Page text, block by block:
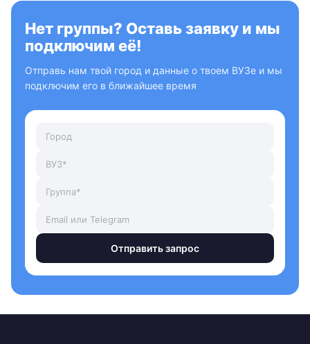
Нет группы? Оставь заявку и мы
подключим её!
Отправь нам твой город и данные о твоем ВУЗе и мы
подключим его в ближайшее время
Отправить запрос